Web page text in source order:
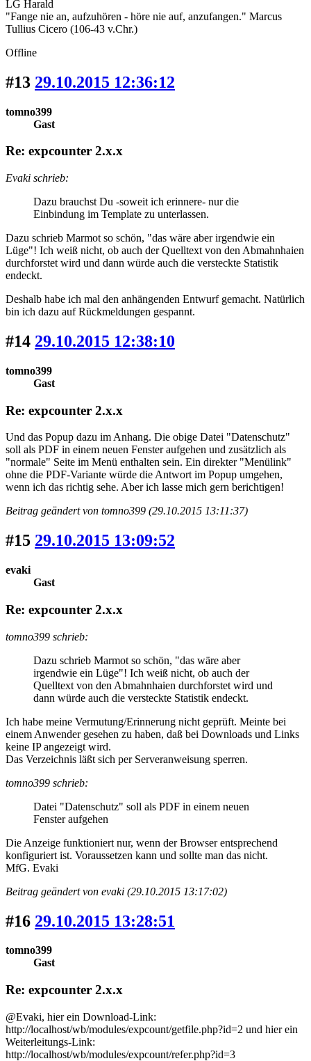
LG Harald
"Fange nie an, aufzuhören - höre nie auf, anzufangen." Marcus
Tullius Cicero (106-43 v.Chr.)
Offline
#13 29.10.2015 12:36:12
tomno399
Gast
Re: expcounter 2.x.x
Evaki schrieb:
Dazu brauchst Du -soweit ich erinnere- nur die
Einbindung im Template zu unterlassen.
Dazu schrieb Marmot so schön, "das wäre aber irgendwie ein
Lüge"! Ich weiß nicht, ob auch der Quelltext von den Abmahnhaien
durchforstet wird und dann würde auch die versteckte Statistik
endeckt.
Deshalb habe ich mal den anhängenden Entwurf gemacht. Natürlich
bin ich dazu auf Rückmeldungen gespannt.
#14 29.10.2015 12:38:10
tomno399
Gast
Re: expcounter 2.x.x
Und das Popup dazu im Anhang. Die obige Datei "Datenschutz"
soll als PDF in einem neuen Fenster aufgehen und zusätzlich als
"normale" Seite im Menü enthalten sein. Ein direkter "Menülink"
ohne die PDF-Variante würde die Antwort im Popup umgehen,
wenn ich das richtig sehe. Aber ich lasse mich gern berichtigen!
Beitrag geändert von tomno399 (29.10.2015 13:11:37)
#15 29.10.2015 13:09:52
evaki
Gast
Re: expcounter 2.x.x
tomno399 schrieb:
Dazu schrieb Marmot so schön, "das wäre aber
irgendwie ein Lüge"! Ich weiß nicht, ob auch der
Quelltext von den Abmahnhaien durchforstet wird und
dann würde auch die versteckte Statistik endeckt.
Ich habe meine Vermutung/Erinnerung nicht geprüft. Meinte bei
einem Anwender gesehen zu haben, daß bei Downloads und Links
keine IP angezeigt wird.
Das Verzeichnis läßt sich per Serveranweisung sperren.
tomno399 schrieb:
Datei "Datenschutz" soll als PDF in einem neuen
Fenster aufgehen
Die Anzeige funktioniert nur, wenn der Browser entsprechend
konfiguriert ist. Voraussetzen kann und sollte man das nicht.
MfG. Evaki
Beitrag geändert von evaki (29.10.2015 13:17:02)
#16 29.10.2015 13:28:51
tomno399
Gast
Re: expcounter 2.x.x
@Evaki, hier ein Download-Link:
http://localhost/wb/modules/expcount/getfile.php?id=2 und hier ein
Weiterleitungs-Link:
http://localhost/wb/modules/expcount/refer.php?id=3